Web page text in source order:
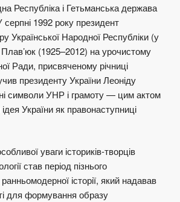
Республіка і Гетьманська держава
1992 року президент
Української Народної Республіки (у
(1925–2012) на урочистому
Ради, присвяченому річниці
президенту України Леоніду
символи УНР і грамоту — цим актом
України як правонаступниці
уваги істориків-творців
став період пізнього
історії, який надавав
для формування образу